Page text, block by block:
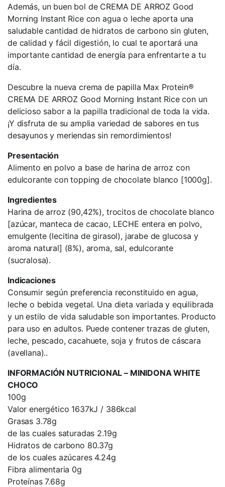
Además, un buen bol de CREMA DE ARROZ Good
Morning Instant Rice con agua o leche aporta una
saludable cantidad de hidratos de carbono sin gluten,
de calidad y fácil digestión, lo cual te aportará una
importante cantidad de energía para enfrentarte a tu
día.
Descubre la nueva crema de papilla Max Protein®
CREMA DE ARROZ Good Morning Instant Rice con un
delicioso sabor a la papilla tradicional de toda la vida.
¡Y disfruta de su amplia variedad de sabores en tus
desayunos y meriendas sin remordimientos!
Presentación
Alimento en polvo a base de harina de arroz con
edulcorante con topping de chocolate blanco [1000g].
Ingredientes
Harina de arroz (90,42%), trocitos de chocolate blanco
[azúcar, manteca de cacao, LECHE entera en polvo,
emulgente (lecitina de girasol), jarabe de glucosa y
aroma natural] (8%), aroma, sal, edulcorante
(sucralosa).
Indicaciones
Consumir según preferencia reconstituido en agua,
leche o bebida vegetal. Una dieta variada y equilibrada
y un estilo de vida saludable son importantes. Producto
para uso en adultos. Puede contener trazas de gluten,
leche, pescado, cacahuete, soja y frutos de cáscara
(avellana)..
INFORMACIÓN NUTRICIONAL – MINIDONA WHITE
CHOCO
100g
Valor energético 1637kJ / 386kcal
Grasas 3.78g
de las cuales saturadas 2.19g
Hidratos de carbono 80.37g
de los cuales azúcares 4.24g
Fibra alimentaria 0g
Proteínas 7.68g